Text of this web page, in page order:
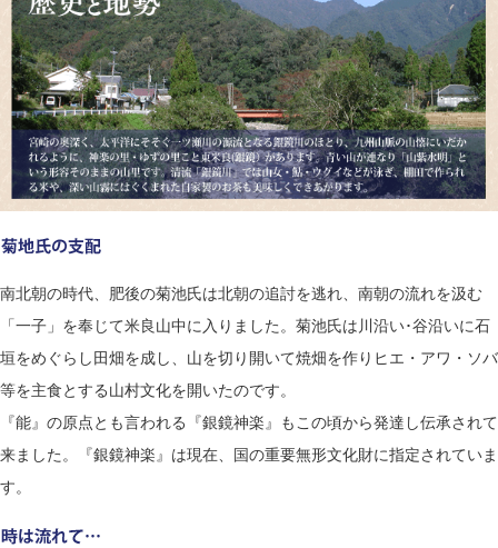
南北朝の時代、肥後の菊池氏は北朝の追討を逃れ、南朝の流れを汲む
「一子」を奉じて米良山中に入りました。菊池氏は川沿い･谷沿いに石
垣をめぐらし田畑を成し、山を切り開いて焼畑を作りヒエ・アワ・ソバ
等を主食とする山村文化を開いたのです。
『能』の原点とも言われる『銀鏡神楽』もこの頃から発達し伝承されて
来ました。『銀鏡神楽』は現在、国の重要無形文化財に指定されていま
す。